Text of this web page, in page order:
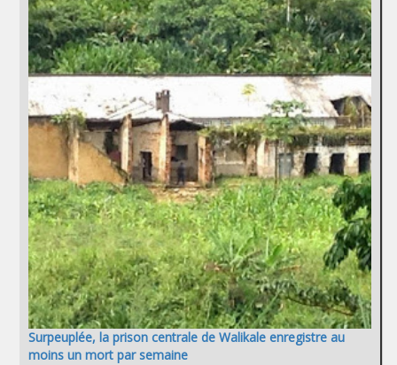
Surpeuplée, la prison centrale de Walikale enregistre au
moins un mort par semaine